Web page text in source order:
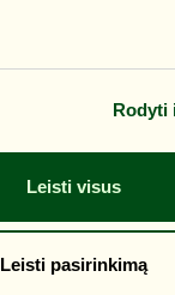
Rodyti
Leisti visus
Leisti pasirinkimą